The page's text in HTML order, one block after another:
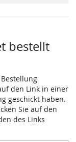
bestellt
den Link in einer
geschickt haben.
Sie auf den
des Links